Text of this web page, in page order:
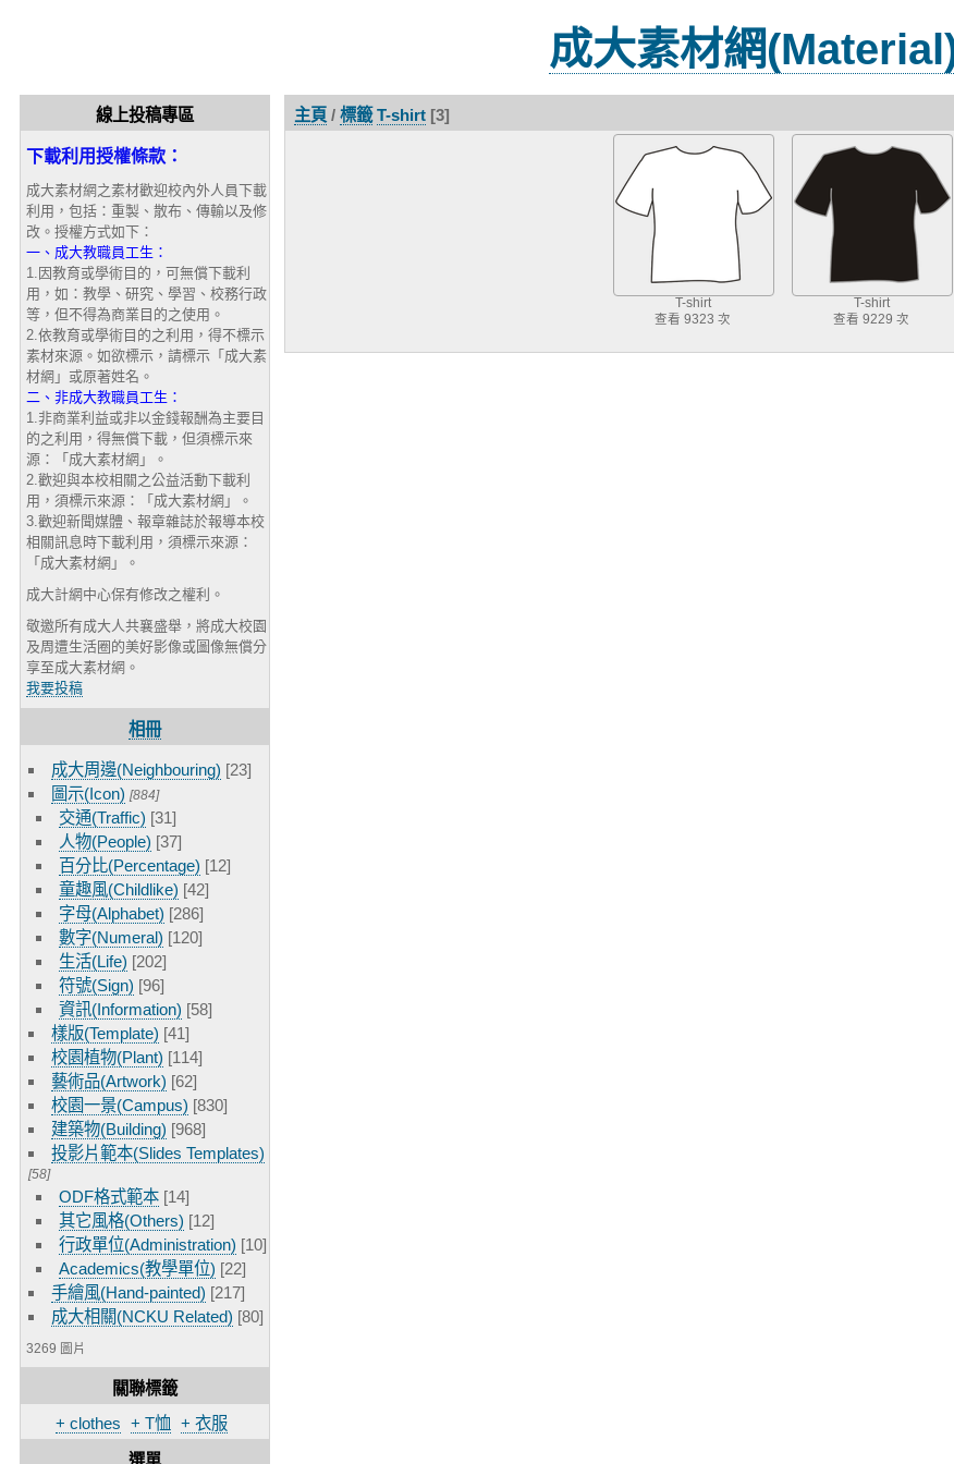
成大素材網
線上投稿專區
下載利用授權條款：
成大素材網之素材歡迎校內外人員下載
利用，包括：重製、散布、傳輸以及修
改。授權方式如下：
一、成大教職員工生：
1.因教育或學術目的，可無償下載利
用，如：教學、研究、學習、校務行政
等，但不得為商業目的之使用。
2.依教育或學術目的之利用，得不標示
素材來源。如欲標示，請標示「成大素
材網」或原著姓名。
二、非成大教職員工生：
1.非商業利益或非以金錢報酬為主要目
的之利用，得無償下載，但須標示來
源：「成大素材網」。
2.歡迎與本校相關之公益活動下載利
用，須標示來源：「成大素材網」。
3.歡迎新聞媒體、報章雜誌於報導本校
相關訊息時下載利用，須標示來源：
「成大素材網」。
成大計網中心保有修改之權利。
敬邀所有成大人共襄盛舉，將成大校園
及周遭生活圈的美好影像或圖像無償分
享至成大素材網。
我要投稿
相冊
成大周邊(Neighbouring) [23]
圖示(Icon) [884]
交通(Traffic) [31]
人物(People) [37]
百分比(Percentage) [12]
童趣風(Childlike) [42]
字母(Alphabet) [286]
數字(Numeral) [120]
生活(Life) [202]
符號(Sign) [96]
資訊(Information) [58]
樣版(Template) [41]
校園植物(Plant) [114]
藝術品(Artwork) [62]
校園一景(Campus) [830]
建築物(Building) [968]
投影片範本(Slides Templates)
[58]
ODF格式範本 [14]
其它風格(Others) [12]
行政單位(Administration) [10]
Academics(教學單位) [22]
手繪風(Hand-painted) [217]
成大相關(NCKU Related) [80]
3269 圖片
關聯標籤
+ clothes
+ T恤
+ 衣服
選單
主頁 / 標籤 T-shirt[3]
T-shirt
查看 9323 次
T-shirt
查看 9229 次